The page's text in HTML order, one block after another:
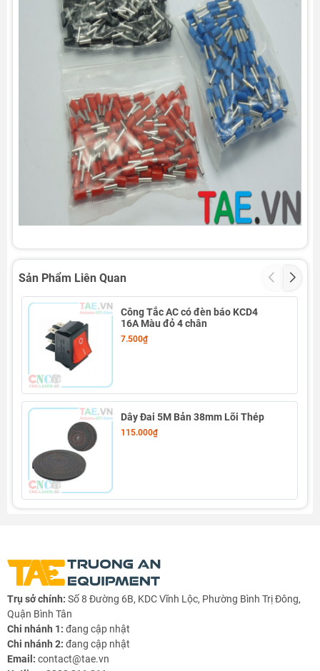
Sản Phẩm Liên Quan
Công Tắc AC có đèn báo KCD4
16A Màu đỏ 4 chân
7.500₫
Dây Đai 5M Bản 38mm Lõi Thép
115.000₫
Trụ sở chính: Số 8 Đường 6B, KDC Vĩnh Lộc, Phường Bình Trị Đông,
Quận Bình Tân
Chi nhánh 1: đang cập nhật
Chi nhánh 2: đang cập nhật
Email: contact@tae.vn